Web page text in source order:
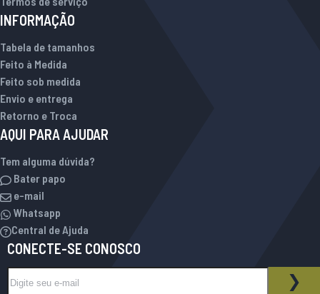
INFORMAÇÃO
Tabela de tamanhos
Feito à Medida
Feito sob medida
Envio e entrega
Retorno e Troca
AQUI PARA AJUDAR
Tem alguma dúvida?
Bater papo
e-mail
Whatsapp
Central de Ajuda
CONECTE-SE CONOSCO
BOLETIM INFORMATIVO